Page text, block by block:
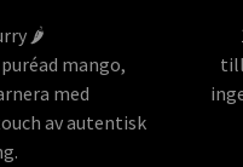
🌶️
mango,
med
av autentisk